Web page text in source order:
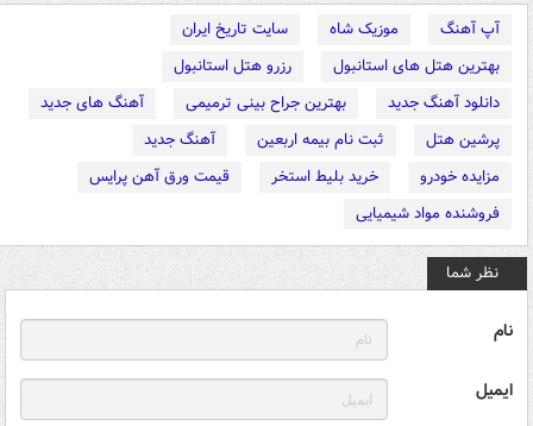
آپ آهنگ موزیک شاه
سایت تاریخ ایران
بهترین هتل های استانبول
رزرو هتل استانبول
دانلود آهنگ جدید
بهترین جراح بینی ترمیمی
آهنگ های جدید
پرشین هتل
ثبت نام بیمه اربعین
آهنگ جدید
مزایده خودرو
خرید بلیط استخر
قیمت ورق آهن پرایس
فروشنده مواد شیمیایی
نظر شما
نام
ایمیل